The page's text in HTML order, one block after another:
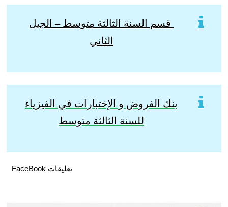
قسم السنة الثالثة متوسط – الجيل
الثاني
بنك الفروض و الإختبارات في الفيزياء
للسنة الثالثة متوسط
تعليقات FaceBook